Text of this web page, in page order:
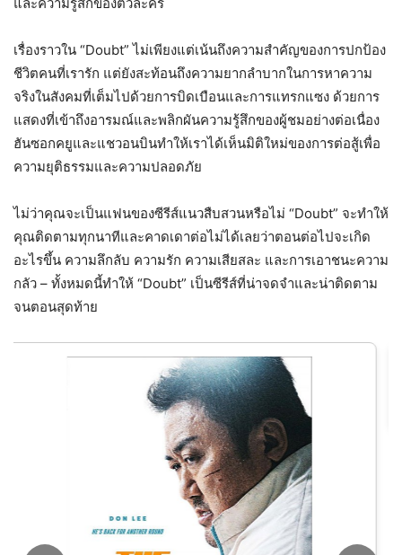
เรื่องราวใน “Doubt” ไม่เพียงแต่เน้นถึงความสำคัญของการปกป้อง
ชีวิตคนที่เรารัก แต่ยังสะท้อนถึงความยากลำบากในการหาความ
จริงในสังคมที่เต็มไปด้วยการบิดเบือนและการแทรกแซง ด้วยการ
แสดงที่เข้าถึงอารมณ์และพลิกผันความรู้สึกของผู้ชมอย่างต่อเนื่อง
ฮันซอกคยูและแชวอนบินทำให้เราได้เห็นมิติใหม่ของการต่อสู้เพื่อ
ความยุติธรรมและความปลอดภัย
ไม่ว่าคุณจะเป็นแฟนของซีรีส์แนวสืบสวนหรือไม่ “Doubt” จะทำให้
คุณติดตามทุกนาทีและคาดเดาต่อไม่ได้เลยว่าตอนต่อไปจะเกิด
อะไรขึ้น ความลึกลับ ความรัก ความเสียสละ และการเอาชนะความ
กลัว – ทั้งหมดนี้ทำให้ “Doubt” เป็นซีรีส์ที่น่าจดจำและน่าติดตาม
จนตอนสุดท้าย
คดีฆาตกรรมเจ้าหญิงสโนว์ไวท์ (